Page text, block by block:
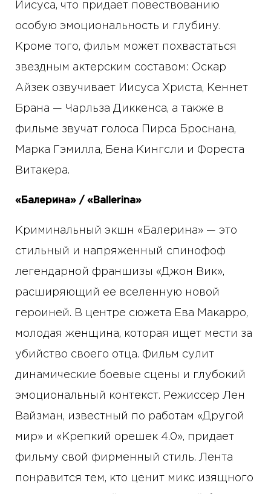
Иисуса, что придает повествованию
особую эмоциональность и глубину.
Кроме того, фильм может похвастаться
звездным актерским составом: Оскар
Айзек озвучивает Иисуса Христа, Кеннет
Брана — Чарльза Диккенса, а также в
фильме звучат голоса Пирса Броснана,
Марка Гэмилла, Бена Кингсли и Фореста
Витакера.
«Балерина» / «Ballerina»
Криминальный экшн «Балерина» — это
стильный и напряженный спинофоф
легендарной франшизы «Джон Вик»,
расширяющий ее вселенную новой
героиней. В центре сюжета Ева Макарро,
молодая женщина, которая ищет мести за
убийство своего отца. Фильм сулит
динамические боевые сцены и глубокий
эмоциональный контекст. Режиссер Лен
Вайзман, известный по работам «Другой
мир» и «Крепкий орешек 4.0», придает
фильму свой фирменный стиль. Лента
понравится тем, кто ценит микс изящного